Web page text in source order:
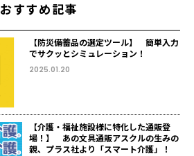
おすすめ記事
【防災備蓄品の選定ツール】 簡単入力
でサクッとシミュレーション！
2025.01.20
【介護・福祉施設様に特化した通販登
場！】 あの文具通販アスクルの生みの
親、プラス社より「スマート介護」！